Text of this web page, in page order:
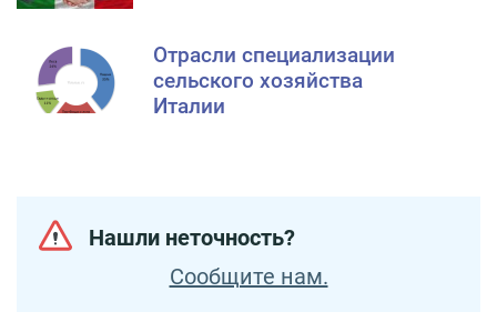
Отрасли специализации
сельского хозяйства
Италии
Нашли неточность?
Сообщите нам.